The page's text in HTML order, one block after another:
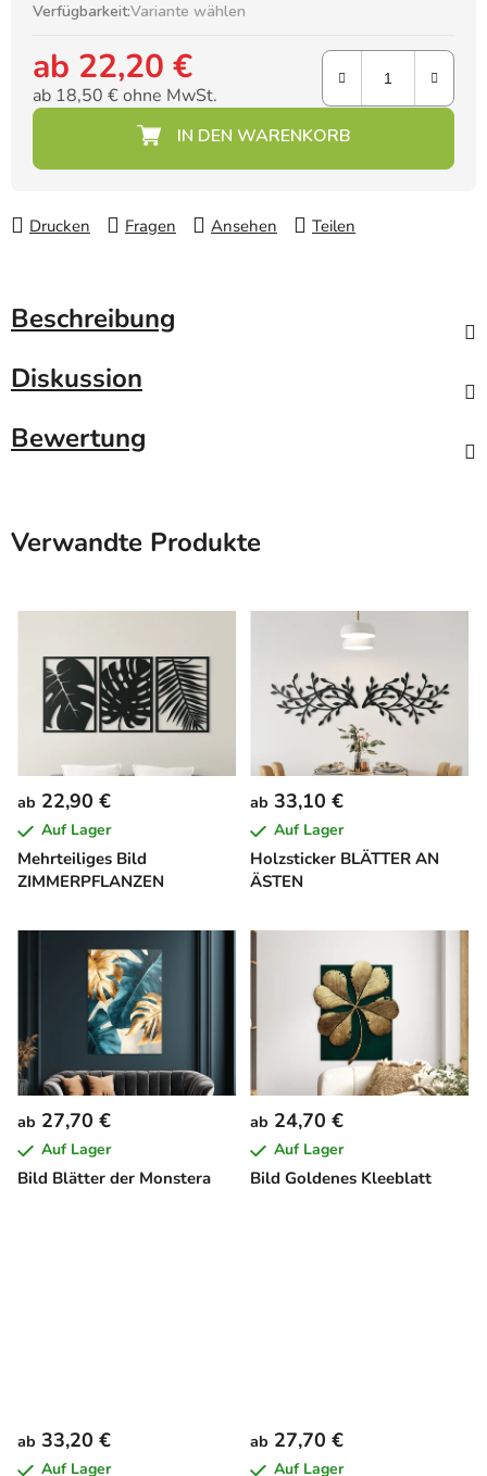
Verfügbarkeit:Variante wählen
ab 22,20 €
ab 18,50 €ohne MwSt.
Drucken Fragen Ansehen Teilen
Beschreibung
Diskussion
Bewertung
Verwandte Produkte
Mehrteiliges Bild
ZIMMERPFLANZEN
ab 22,90 €
Auf Lager
Holzsticker BLÄTTER AN
ÄSTEN
ab 33,10 €
Auf Lager
Bild Blätter der Monstera
ab 27,70 €
Auf Lager
Bild Goldenes Kleeblatt
ab 24,70 €
Auf Lager
ab 33,20 €
Auf Lager
ab 27,70 €
Auf Lager